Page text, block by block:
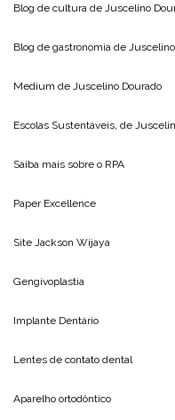
Blog de cultura de Juscelino
Blog de gastronomia de
Medium de Juscelino Dourado
Escolas Sustentáveis, de
Saiba mais sobre o RPA
Paper Excellence
Site Jackson Wijaya
Gengivoplastia
Implante Dentário
Lentes de contato dental
Aparelho ortodôntico